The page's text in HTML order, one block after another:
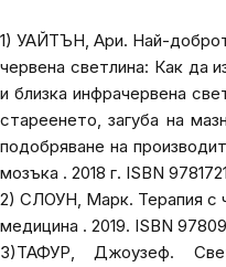
1) УАЙТЪН, Ари. Най-
червена светлина: Как да
и близка инфрачервена
стареенето, загуба на
подобряване на
мозъка . 2018 г. ISBN
2) СЛОУН, Марк. Терапия с
медицина . 2019. ISBN
3)ТАФУР, Джоузеф.